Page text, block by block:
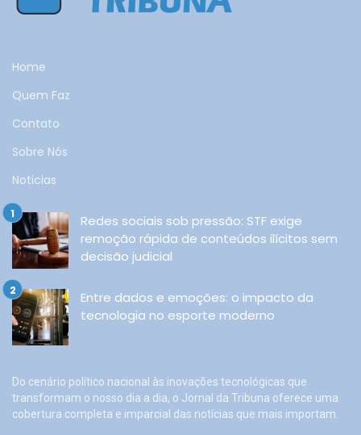
Home
Quem Faz
Contato
Sobre Nós
Noticias
Redes sociais sob pressão: STF exige
remoção rápida de conteúdos ilícitos sem
decisão judicial
Entre dados e emoções: o impacto da
tecnologia no esporte moderno
Do cenário político nacional às inovações tecnológicas que
transformam o nosso dia a dia, o Jornal da Tribuna oferece uma
cobertura completa e imparcial das notícias que mais importam.